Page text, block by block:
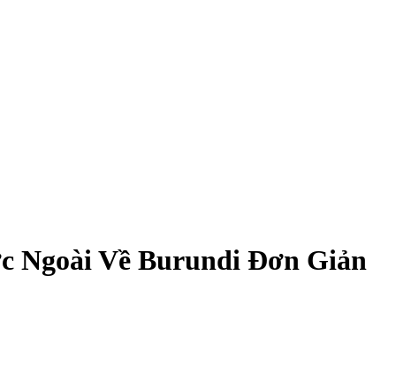
Ngoài Về Burundi Đơn Giản